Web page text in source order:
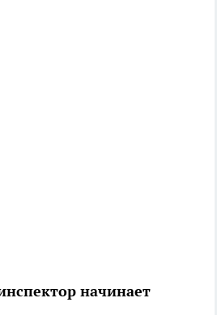
начинает